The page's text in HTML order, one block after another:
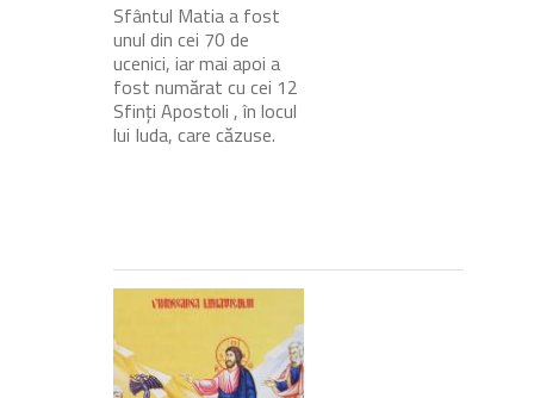
Sfântul Matia a fost
unul din cei 70 de
ucenici, iar mai apoi a
fost numărat cu cei 12
Sfinți Apostoli , în locul
lui Iuda, care căzuse.